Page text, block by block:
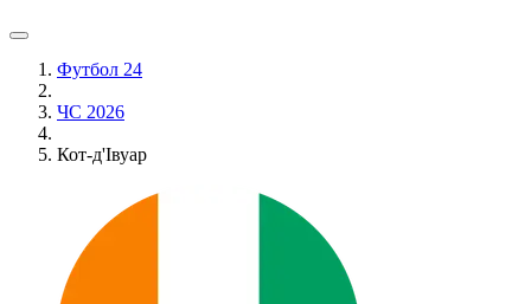
Футбол 24
ЧС 2026
Кот-д'Івуар